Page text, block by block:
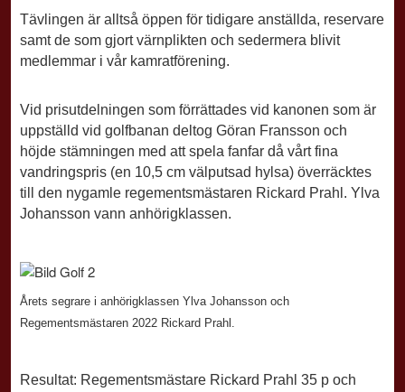
Tävlingen är alltså öppen för tidigare anställda, reservare
samt de som gjort värnplikten och sedermera blivit
medlemmar i vår kamratförening.
Vid prisutdelningen som förrättades vid kanonen som är
uppställd vid golfbanan deltog Göran Fransson och
höjde stämningen med att spela fanfar då vårt fina
vandringspris (en 10,5 cm välputsad hylsa) överräcktes
till den nygamle regementsmästaren Rickard Prahl. Ylva
Johansson vann anhörigklassen.
Årets segrare i anhörigklassen Ylva Johansson och
Regementsmästaren 2022 Rickard Prahl.
Resultat: Regementsmästare Rickard Prahl 35 p och